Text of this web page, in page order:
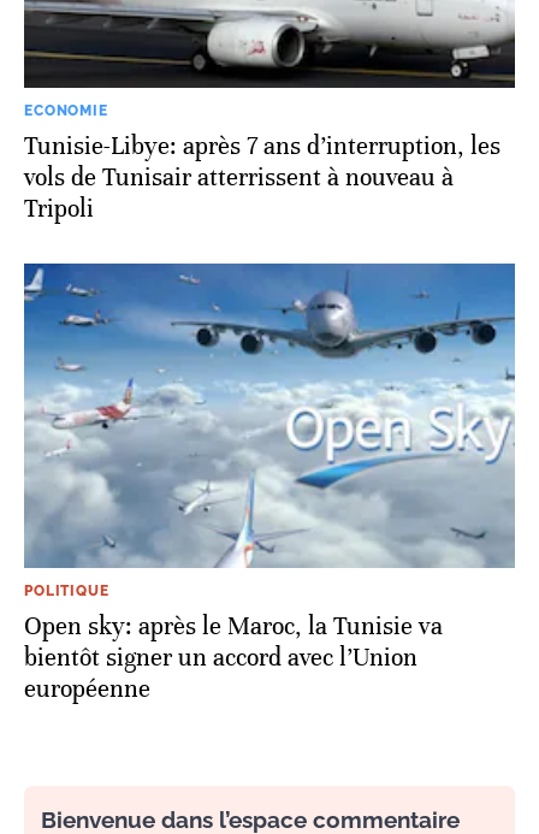
ECONOMIE
Tunisie-Libye: après 7 ans d’interruption, les
vols de Tunisair atterrissent à nouveau à
Tripoli
POLITIQUE
Open sky: après le Maroc, la Tunisie va
bientôt signer un accord avec l’Union
européenne
Bienvenue dans l’espace commentaire